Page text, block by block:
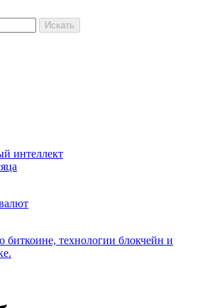
интеллект
биткоине, технологии блокчейн и